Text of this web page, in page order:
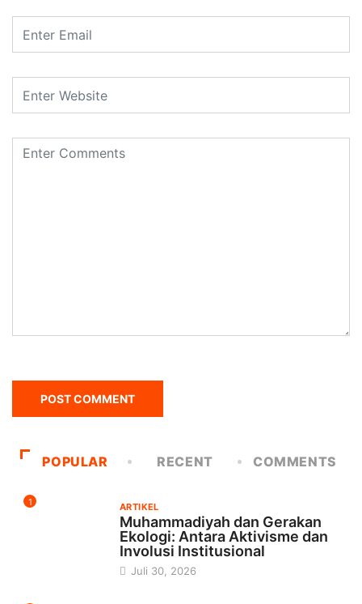
POPULAR RECENT COMMENTS
1 ARTIKEL
Muhammadiyah dan Gerakan
Ekologi: Antara Aktivisme dan
Involusi Institusional
Juli 30, 2026